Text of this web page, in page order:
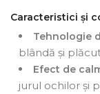
Caracteristici și
Tehnologie
blândă și
Efect de
jurul ochilor și